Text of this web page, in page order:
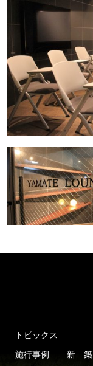
トピックス
施行事例
新 築